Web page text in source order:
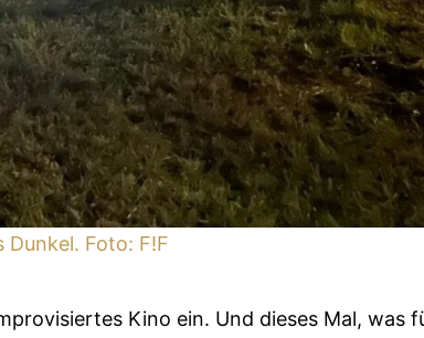
Foto: F!F
Kino ein. Und dieses Mal, was